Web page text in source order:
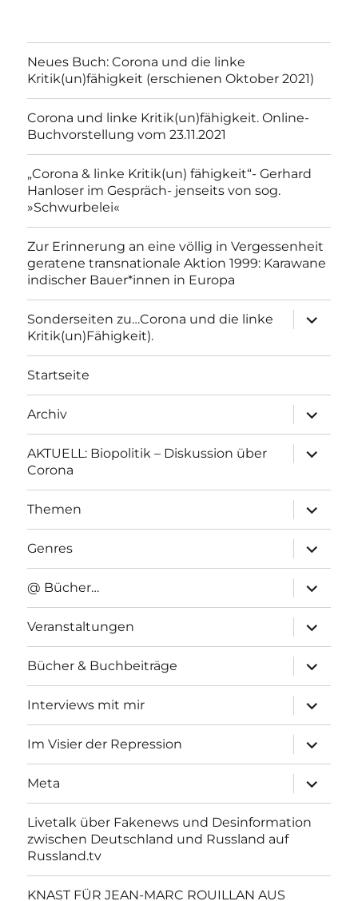
Neues Buch: Corona und die linke
Kritik(un)fähigkeit (erschienen Oktober 2021)
Corona und linke Kritik(un)fähigkeit. Online-
Buchvorstellung vom 23.11.2021
„Corona & linke Kritik(un) fähigkeit“- Gerhard
Hanloser im Gespräch- jenseits von sog.
»Schwurbelei«
Zur Erinnerung an eine völlig in Vergessenheit
geratene transnationale Aktion 1999: Karawane
indischer Bauer*innen in Europa
Sonderseiten zu…Corona und die linke
Kritik(un)Fähigkeit).
anzeigen
Startseite
Archiv
anzeigen
AKTUELL: Biopolitik – Diskussion über
Corona
anzeigen
Themen
anzeigen
Genres
anzeigen
@ Bücher…
anzeigen
Veranstaltungen
anzeigen
Bücher & Buchbeiträge
anzeigen
Interviews mit mir
anzeigen
Im Visier der Repression
anzeigen
Meta
anzeigen
Livetalk über Fakenews und Desinformation
zwischen Deutschland und Russland auf
Russland.tv
KNAST FÜR JEAN-MARC ROUILLAN AUS